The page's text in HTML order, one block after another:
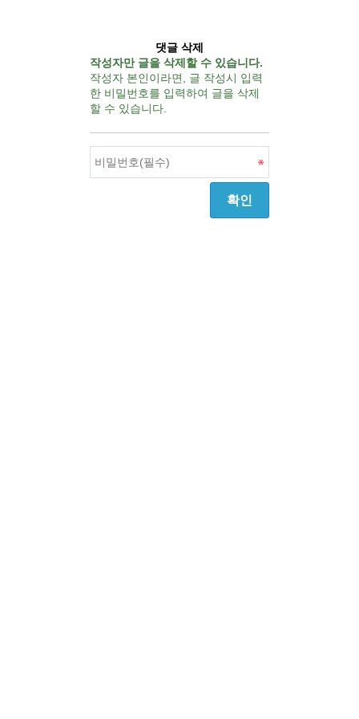
댓글 삭제
작성자만 글을 삭제할 수 있습니다.
작성자 본인이라면, 글 작성시 입력
한 비밀번호를 입력하여 글을 삭제
할 수 있습니다.
확인